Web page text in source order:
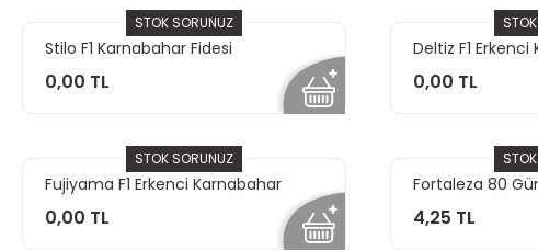
STOK SORUNUZ
Stilo F1 Karnabahar Fidesi
0,00 TL
Deltiz F1
0,00 TL
STOK SORUNUZ
Fujiyama F1 Erkenci Karnabahar
Fidesi
0,00 TL
Fortaleza 80
Fidesi
4,25 TL